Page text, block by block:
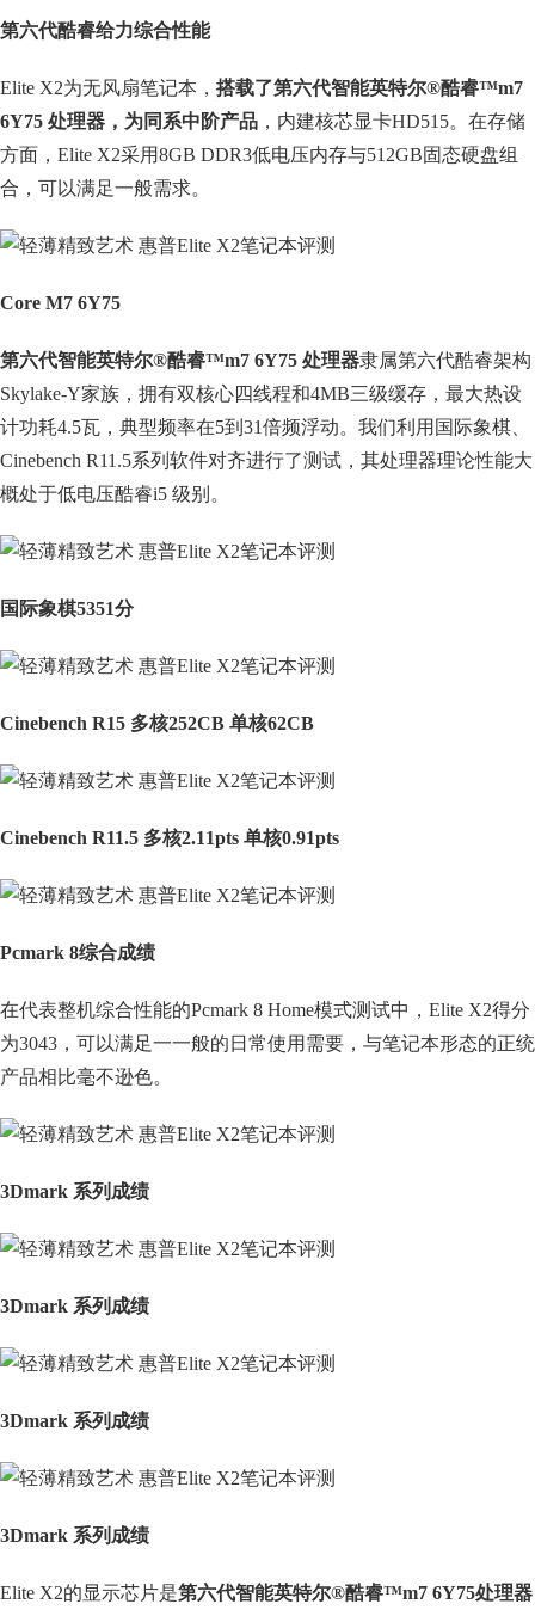
第六代酷睿给力综合性能
Elite X2为无风扇笔记本， 搭载了第六代智能英特尔®酷睿™m7
6Y75 处理器，为同系中阶产品 ，内建核芯显卡HD515。在存储
方面，Elite X2采用8GB DDR3低电压内存与512GB固态硬盘组
合，可以满足一般需求。
Core M7 6Y75
第六代智能英特尔®酷睿™m7 6Y75 处理器隶属第六代酷睿架构
Skylake-Y家族，拥有双核心四线程和4MB三级缓存，最大热设
计功耗4.5瓦，典型频率在5到31倍频浮动。我们利用国际象棋、
Cinebench R11.5系列软件对齐进行了测试，其处理器理论性能大
概处于低电压酷睿i5 级别。
国际象棋5351分
Cinebench R15 多核252CB 单核62CB
Cinebench R11.5 多核2.11pts 单核0.91pts
Pcmark 8综合成绩
在代表整机综合性能的Pcmark 8 Home模式测试中，Elite X2得分
为3043，可以满足一一般的日常使用需要，与笔记本形态的正统
产品相比毫不逊色。
3Dmark 系列成绩
3Dmark 系列成绩
3Dmark 系列成绩
3Dmark 系列成绩
Elite X2的显示芯片是第六代智能英特尔®酷睿™m7 6Y75处理器